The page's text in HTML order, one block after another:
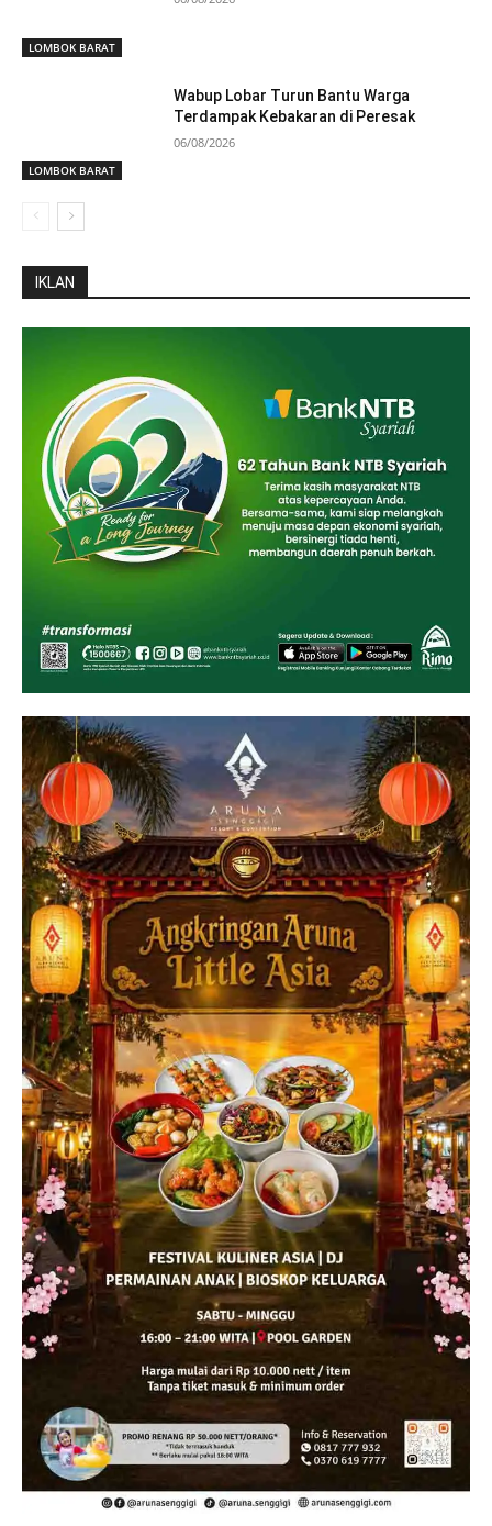
LOMBOK BARAT
LOMBOK BARAT
Wabup Lobar Turun Bantu Warga
Terdampak Kebakaran di Peresak
06/08/2026
IKLAN